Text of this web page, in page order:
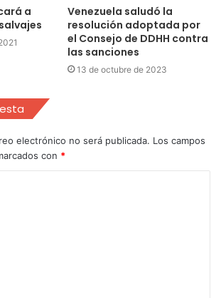
a
Venezuela saludó la
resolución adoptada por
el Consejo de DDHH contra
las sanciones
13 de octubre de 2023
electrónico no será publicada. Los campos
con *